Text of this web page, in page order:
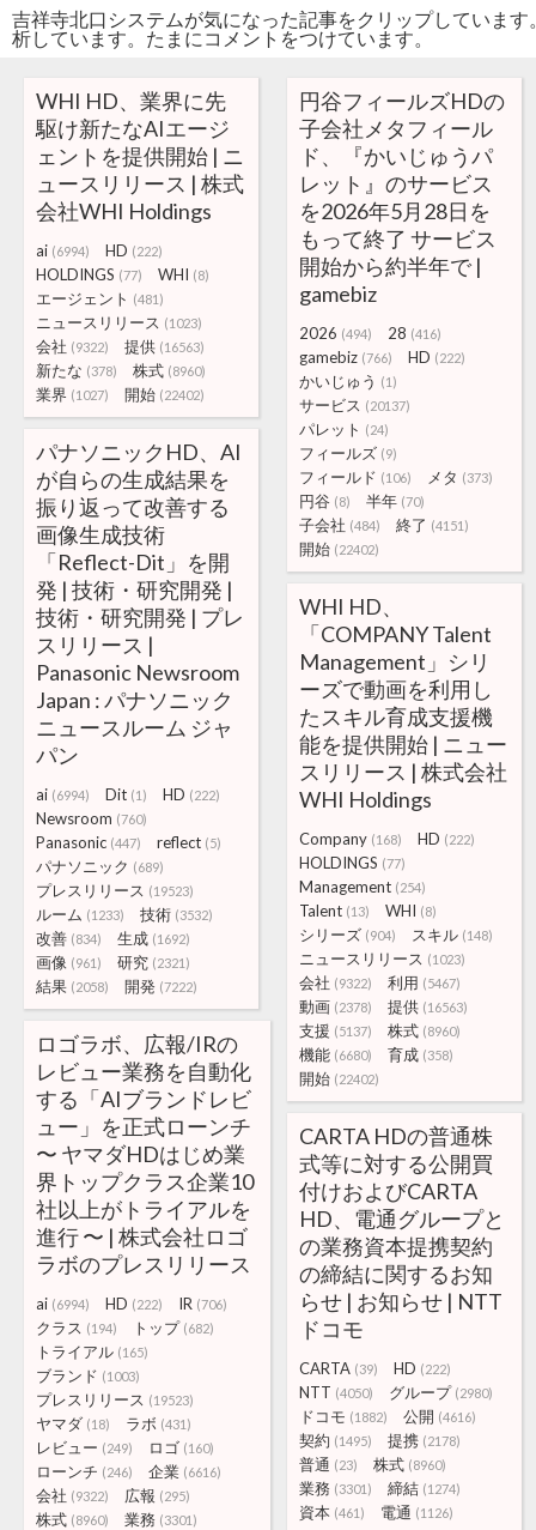
吉祥寺北口システムが気になった記事をクリップしていま
析しています。たまにコメントをつけています。
WHI HD、業界に先
駆け新たなAIエージ
ェントを提供開始 | ニ
ュースリリース | 株式
会社WHI Holdings
ai (6994) HD (222)
HOLDINGS (77) WHI (8)
エージェント (481)
ニュースリリース (1023)
会社 (9322) 提供 (16563)
新たな (378) 株式 (8960)
業界 (1027) 開始 (22402)
円谷フィールズHDの
子会社メタフィール
ド、『かいじゅうパ
レット』のサービス
を2026年5月28日を
もって終了 サービス
開始から約半年で |
gamebiz
2026 (494) 28 (416)
gamebiz (766) HD (222)
かいじゅう (1)
サービス (20137)
パレット (24)
フィールズ (9)
フィールド (106) メタ (373)
円谷 (8) 半年 (70)
子会社 (484) 終了 (4151)
開始 (22402)
パナソニックHD、AI
が自らの生成結果を
振り返って改善する
画像生成技術
「Reflect-Dit」を開
発 | 技術・研究開発 |
技術・研究開発 | プレ
スリリース |
Panasonic Newsroom
Japan : パナソニック
ニュースルーム ジャ
パン
ai (6994) Dit (1) HD (222)
Newsroom (760)
Panasonic (447) reflect (5)
パナソニック (689)
プレスリリース (19523)
ルーム (1233) 技術 (3532)
改善 (834) 生成 (1692)
画像 (961) 研究 (2321)
結果 (2058) 開発 (7222)
WHI HD、
「COMPANY Talent
Management」シリ
ーズで動画を利用し
たスキル育成支援機
能を提供開始 | ニュー
スリリース | 株式会社
WHI Holdings
Company (168) HD (222)
HOLDINGS (77)
Management (254)
Talent (13) WHI (8)
シリーズ (904) スキル (148)
ニュースリリース (1023)
会社 (9322) 利用 (5467)
動画 (2378) 提供 (16563)
支援 (5137) 株式 (8960)
機能 (6680) 育成 (358)
開始 (22402)
ロゴラボ、広報/IRの
レビュー業務を自動化
する「AIブランドレビ
ュー」を正式ローンチ
〜 ヤマダHDはじめ業
界トップクラス企業10
社以上がトライアルを
進行 〜 | 株式会社ロゴ
ラボのプレスリリース
ai (6994) HD (222) IR (706)
クラス (194) トップ (682)
トライアル (165)
ブランド (1003)
プレスリリース (19523)
ヤマダ (18) ラボ (431)
レビュー (249) ロゴ (160)
ローンチ (246) 企業 (6616)
会社 (9322) 広報 (295)
株式 (8960) 業務 (3301)
CARTA HDの普通株
式等に対する公開買
付けおよびCARTA
HD、電通グループと
の業務資本提携契約
の締結に関するお知
らせ | お知らせ | NTT
ドコモ
CARTA (39) HD (222)
NTT (4050) グループ (2980)
ドコモ (1882) 公開 (4616)
契約 (1495) 提携 (2178)
普通 (23) 株式 (8960)
業務 (3301) 締結 (1274)
資本 (461) 電通 (1126)